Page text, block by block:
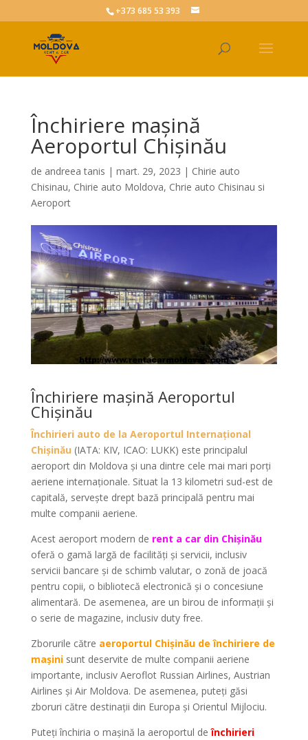
+373 685 53 393
Închiriere mașină
Aeroportul Chișinău
de andreea tanis | mart. 29, 2023 | Chirie auto
Chisinau, Chirie auto Moldova, Chrie auto Chisinau si
Aeroport
Închiriere mașină Aeroportul
Chișinău
Închirieri auto de la Aeroportul Internațional
Chișinău (IATA: KIV, ICAO: LUKK) este principalul
aeroport din Moldova și una dintre cele mai mari porți
aeriene internaționale. Situat la 13 kilometri sud-est de
capitală, servește drept bază principală pentru mai
multe companii aeriene.
Acest aeroport modern de rent a car din Chișinău
oferă o gamă largă de facilități și servicii, inclusiv
servicii bancare și de schimb valutar, o zonă de joacă
pentru copii, o bibliotecă electronică și o concesiune
alimentară. De asemenea, are un birou de informații și
o serie de magazine, inclusiv duty free.
Zborurile către aeroportul Chișinău de închiriere de
mașinisunt deservite de multe companii aeriene
importante, inclusiv Aeroflot Russian Airlines, Austrian
Airlines și Air Moldova. De asemenea, puteți găsi
zboruri către destinații din Europa și Orientul Mijlociu.
Puteți închiria o mașină la aeroportul deînchirieri